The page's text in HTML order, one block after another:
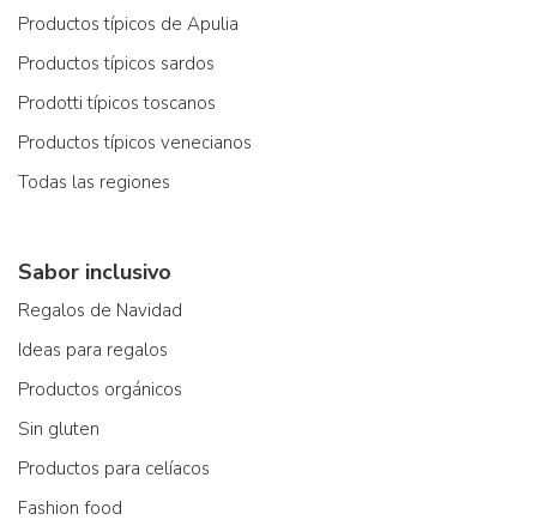
Productos típicos de Apulia
Productos típicos sardos
Prodotti típicos toscanos
Productos típicos venecianos
Todas las regiones
Sabor inclusivo
Regalos de Navidad
Ideas para regalos
Productos orgánicos
Sin gluten
Productos para celíacos
Fashion food